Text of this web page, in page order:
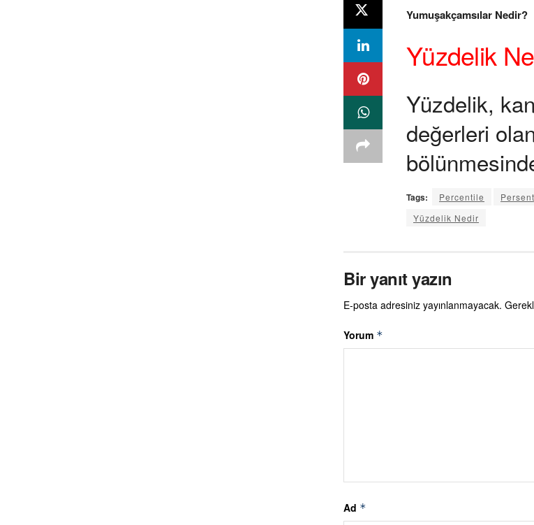
Yumuşakçamsılar Nedir?
Yüzdelik
Yüzdelik,
değerleri
Tags: Percentile
Yüzdelik Nedir
Bir yanıt yazın
E-posta adresiniz yayınlanmayacak.
Yorum *
Ad *